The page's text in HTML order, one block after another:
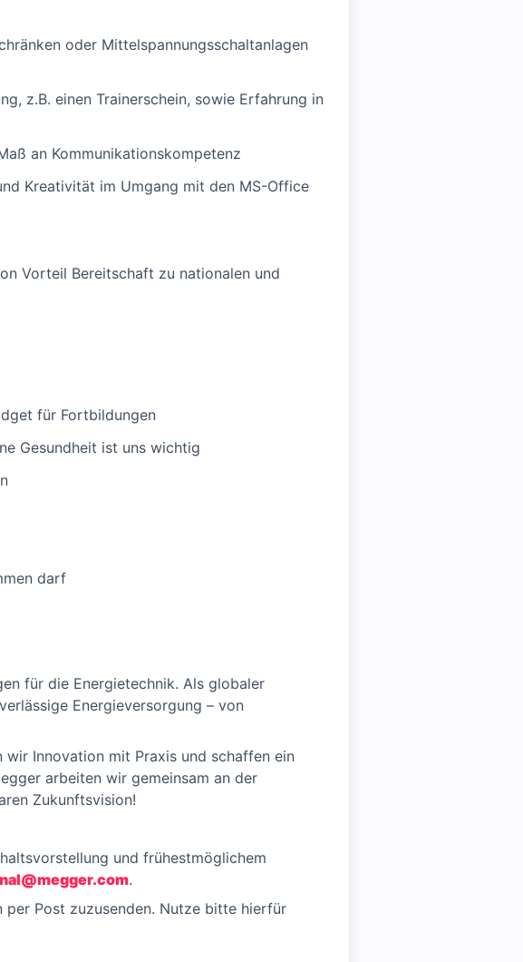
oder Mittelspannungsschaltanlagen
z.B. einen Trainerschein, sowie Erfahrung in
an Kommunikationskompetenz
Kreativität im Umgang mit den MS-Office
Vorteil Bereitschaft zu nationalen und
für Fortbildungen
Gesundheit ist uns wichtig
darf
für die Energietechnik. Als globaler
Energieversorgung – von
Innovation mit Praxis und schaffen ein
arbeiten wir gemeinsam an der
Zukunftsvision!
und frühestmöglichem
.
per Post zuzusenden. Nutze bitte hierfür